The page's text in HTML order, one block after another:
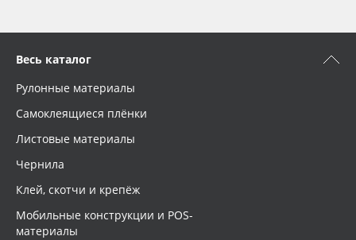
Весь каталог
Рулонные материалы
Самоклеящиеся плёнки
Листовые материалы
Чернила
Клей, скотчи и крепёж
Мобильные конструкции и POS-
материалы